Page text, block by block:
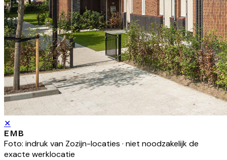
✕
EMB
Foto: indruk van Zozijn-locaties · niet noodzakelijk de
exacte werklocatie